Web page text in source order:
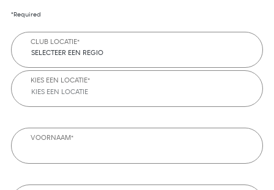
*Required
CLUB LOCATIE*
SELECTEER EEN REGIO
KIES EEN LOCATIE*
KIES EEN LOCATIE
VOORNAAM*